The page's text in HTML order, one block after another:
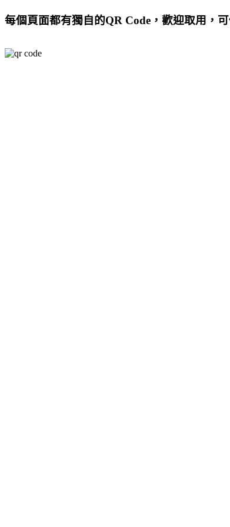
每個頁面都有獨自的QR Code，歡迎取用，